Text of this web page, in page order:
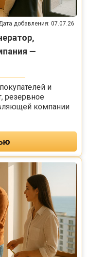
добавления: 07.07.26
—
и
резервное
компании